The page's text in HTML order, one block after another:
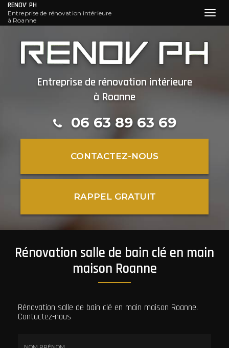
contenu
RENOV' PH
Entreprise de rénovation intérieure
à Roanne
Entreprise de rénovation intérieure
à Roanne
06 63 89 63 69
CONTACTEZ-NOUS
RAPPEL GRATUIT
Rénovation salle de bain clé en main
maison Roanne
Rénovation salle de bain clé en main maison Roanne.
Contactez-nous